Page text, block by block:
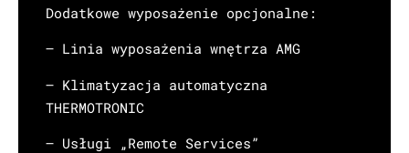
Dodatkowe wyposażenie opcjonalne:
– Linia wyposażenia wnętrza AMG
– Klimatyzacja automatyczna
THERMOTRONIC
– Usługi „Remote Services”